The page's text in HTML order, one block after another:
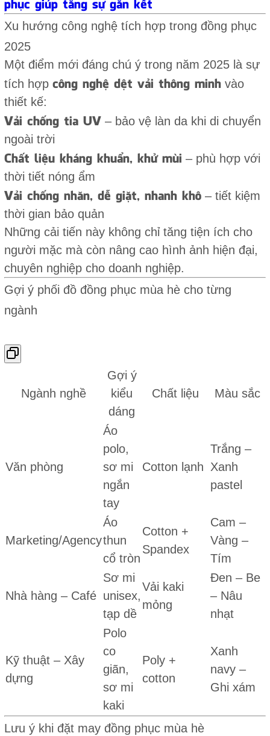
Xu hướng công nghệ tích hợp trong đồng phục
2025
Một điểm mới đáng chú ý trong năm 2025 là sự
tích hợp công nghệ dệt vải thông minhvào
thiết kế:
Vải chống tia UV– bảo vệ làn da khi di chuyển
ngoài trời
Chất liệu kháng khuẩn, khử mùi – phù hợp với
thời tiết nóng ẩm
Vải chống nhăn, dễ giặt, nhanh khô– tiết kiệm
thời gian bảo quản
Những cải tiến này không chỉ tăng tiện ích cho
người mặc mà còn nâng cao hình ảnh hiện đại,
chuyên nghiệp cho doanh nghiệp.
Gợi ý phối đồ đồng phục mùa hè cho từng
ngành
Ngành nghề
Gợi ý
kiểu
dáng
Chất liệu Màu sắc
Văn phòng
Áo
polo,
sơ mi
ngắn
tay
Cotton lạnh
Trắng –
Xanh
pastel
Marketing/Agency
Áo
thun
cổ tròn
Cotton +
Spandex
Cam –
Vàng –
Tím
Nhà hàng – Café
Sơ mi
unisex,
tạp dề
Vải kaki
mỏng
Đen – Be
– Nâu
nhạt
Kỹ thuật – Xây
dựng
Polo
co
giãn,
sơ mi
kaki
Poly +
cotton
Xanh
navy –
Ghi xám
Lưu ý khi đặt may đồng phục mùa hè